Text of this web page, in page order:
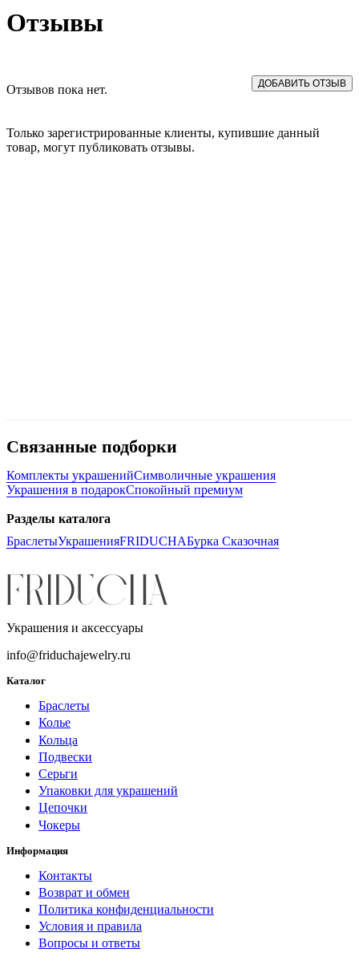
Отзывы
Отзывов пока нет. ДОБАВИТЬ ОТЗЫВ
Только зарегистрированные клиенты, купившие данный
товар, могут публиковать отзывы.
Связанные подборки
Комплекты украшенийСимволичные украшения
Украшения в подарокСпокойный премиум
Разделы каталога
БраслетыУкрашенияFRIDUCHAБурка Сказочная
Украшения и аксессуары
info@friduchajewelry.ru
Каталог
Браслеты
Колье
Кольца
Подвески
Серьги
Упаковки для украшений
Цепочки
Чокеры
Информация
Контакты
Возврат и обмен
Политика конфиденциальности
Условия и правила
Вопросы и ответы